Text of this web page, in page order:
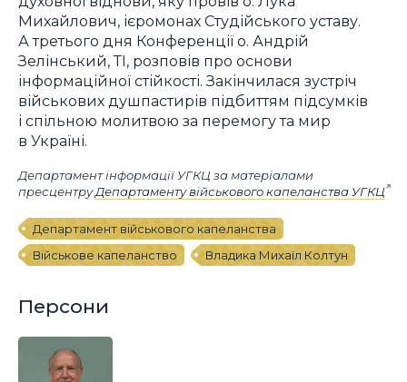
Михайлович, ієромонах Студійського уставу.
А третього дня Конференції о. Андрій
Зелінський, ТІ, розповів про основи
інформаційної стійкості. Закінчилася зустріч
військових душпастирів підбиттям підсумків
і спільною молитвою за перемогу та мир
в Україні.
Департамент інформації УГКЦ за матеріалами
пресцентруДепартаменту військового капеланства УГКЦ
Департамент військового капеланства
Військове капеланство
Владика Михаїл Колтун
Персони